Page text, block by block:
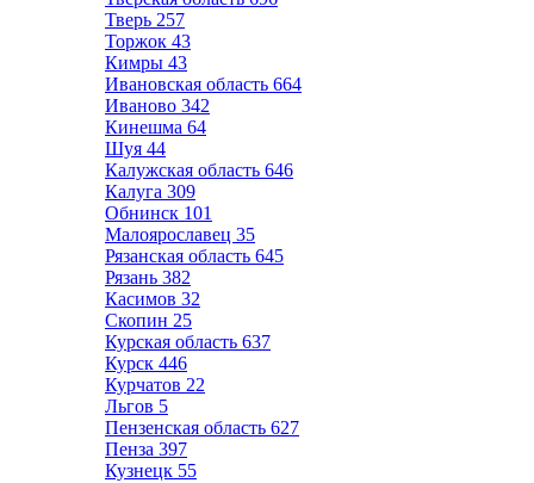
Тверь 257
Торжок 43
Кимры 43
Ивановская область 664
Иваново 342
Кинешма 64
Шуя 44
Калужская область 646
Калуга 309
Обнинск 101
Малоярославец 35
Рязанская область 645
Рязань 382
Касимов 32
Скопин 25
Курская область 637
Курск 446
Курчатов 22
Льгов 5
Пензенская область 627
Пенза 397
Кузнецк 55